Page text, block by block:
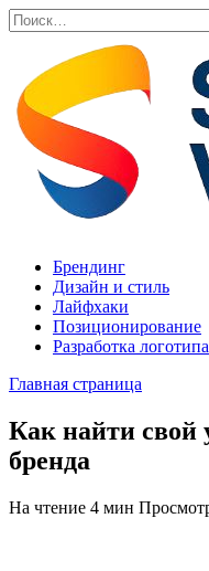
Перейти
к
содержанию
Search
for:
Брендинг
Дизайн и стиль
Лайфхаки
Позиционирование
Разработка логотипа
Главная страница
Как найти свой
бренда
На чтение 4 мин